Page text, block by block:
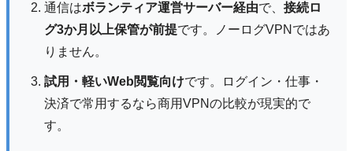
通信はボランティア運営サーバー経由で、 接続ロ
グ3か月以上保管が前提です。ノーログVPNではあ
りません。
試用・軽いWeb閲覧向けです。ログイン・仕事・
決済で常用するなら商用VPNの比較が現実的で
す。